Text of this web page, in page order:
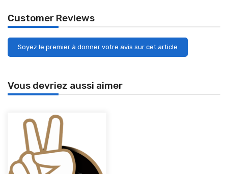
Customer Reviews
Soyez le premier à donner votre avis sur cet article
Vous devriez aussi aimer